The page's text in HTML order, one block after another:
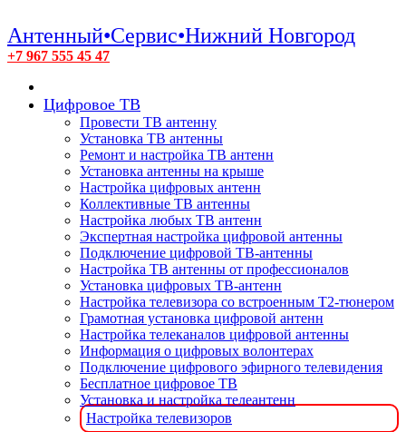
Антенный•Сервис•Нижний Новгород
+7 967 555 45 47
Цифровое ТВ
Провести ТВ антенну
Установка ТВ антенны
Ремонт и настройка ТВ антенн
Установка антенны на крыше
Настройка цифровых антенн
Коллективные ТВ антенны
Настройка любых ТВ антенн
Экспертная настройка цифровой антенны
Подключение цифровой ТВ-антенны
Настройка ТВ антенны от профессионалов
Установка цифровых ТВ-антенн
Настройка телевизора со встроенным T2-тюнером
Грамотная установка цифровой антенн
Настройка телеканалов цифровой антенны
Информация о цифровых волонтерах
Подключение цифрового эфирного телевидения
Бесплатное цифровое ТВ
Установка и настройка телеантенн
Настройка телевизоров